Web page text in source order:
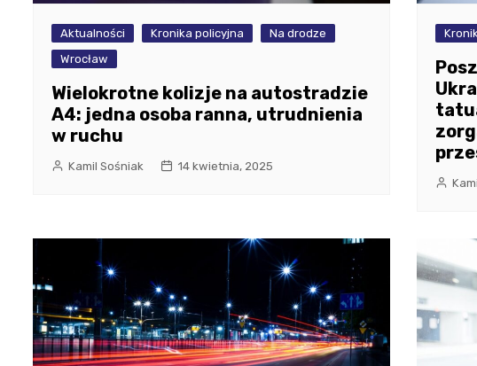
Aktualności Kronika policyjna
Na drodze
Wrocław
Wielokrotne kolizje na autostradzie
A4: jedna osoba ranna, utrudnienia
w ruchu
Kamil Sośniak 14 kwietnia, 2025